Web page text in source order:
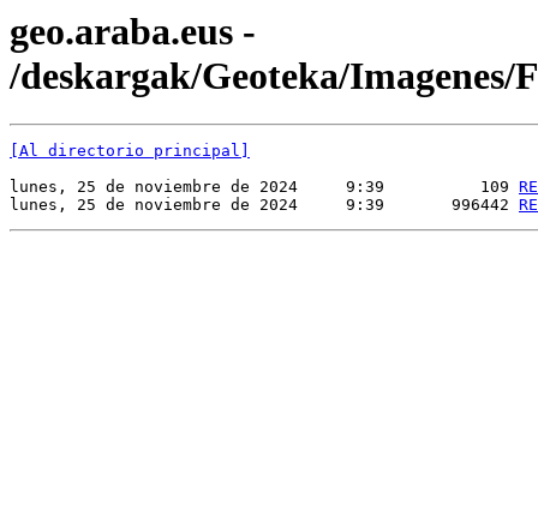
geo.araba.eus -
/deskargak/Geoteka/Imagenes/
[Al directorio principal]
lunes, 25 de noviembre de 2024     9:39          109
lunes, 25 de noviembre de 2024     9:39       996442